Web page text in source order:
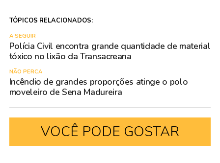
TÓPICOS RELACIONADOS:
A SEGUIR
Polícia Civil encontra grande quantidade de material
tóxico no lixão da Transacreana
NÃO PERCA
Incêndio de grandes proporções atinge o polo
moveleiro de Sena Madureira
VOCÊ PODE GOSTAR